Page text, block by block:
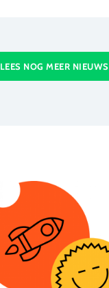
LEES NOG MEER NIEUWS